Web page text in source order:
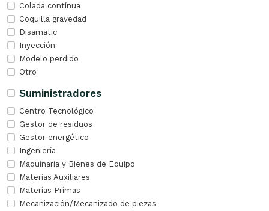
Colada contínua
Coquilla gravedad
Disamatic
Inyección
Modelo perdido
Otro
Suministradores
Centro Tecnológico
Gestor de residuos
Gestor energético
Ingeniería
Maquinaria y Bienes de Equipo
Materias Auxiliares
Materias Primas
Mecanización/Mecanizado de piezas